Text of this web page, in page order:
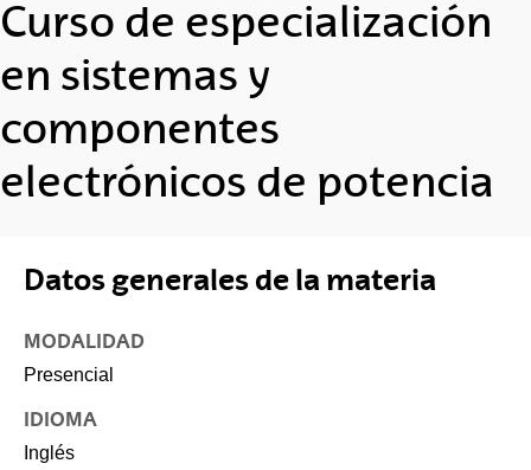
Curso de especialización
en sistemas y
componentes
electrónicos de potencia
Datos generales de la materia
MODALIDAD
Presencial
IDIOMA
Inglés